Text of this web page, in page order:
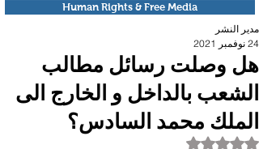
Human Rights & Free Media
هل وصلت رسائل مطالب
الشعب بالداخل و الخارج الى
الملك محمد السادس؟
مدير النشر
24 نوفمبر 2021
تم التقييم بـ ليس رقمًا من أصل 5 نجوم.